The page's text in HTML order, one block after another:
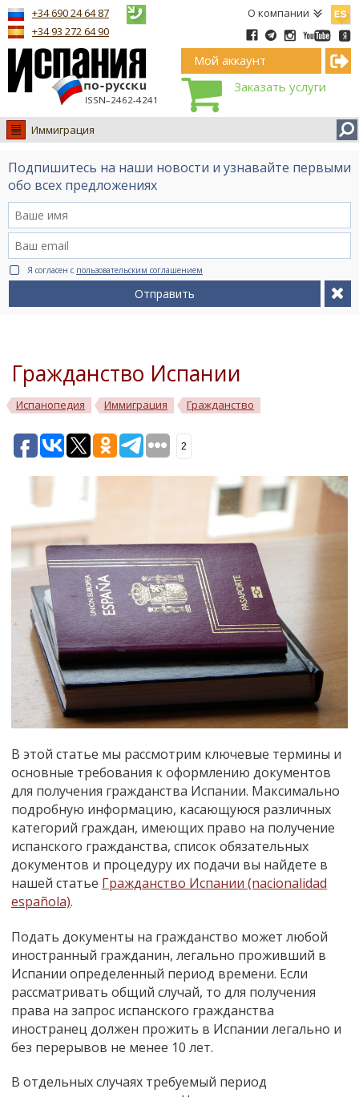
О компании
ISSN–2462-4241
+34 690 24 64 87
+34 93 272 64 90
Мой аккаунт
Заказать услуги
Испания
Иммиграция
Иммиграция
Лечение
Недвижимость
Бизнес
Документы
Подпишитесь на наши новости и узнавайте первыми
обо всех предложениях
Я согласен с пользовательским соглашением
Отправить
Гражданство Испании
Испанопедия Иммиграция Гражданство
2
В этой статье мы рассмотрим ключевые термины и
основные требования к оформлению документов
для получения гражданства Испании. Максимально
подробную информацию, касающуюся различных
категорий граждан, имеющих право на получение
испанского гражданства, список обязательных
документов и процедуру их подачи вы найдете в
нашей статье Гражданство Испании (nacionalidad
española).
Подать документы на гражданство может любой
иностранный гражданин, легально проживший в
Испании определенный период времени. Если
рассматривать общий случай, то для получения
права на запрос испанского гражданства
иностранец должен прожить в Испании легально и
без перерывов не менее 10 лет.
В отдельных случаях требуемый период